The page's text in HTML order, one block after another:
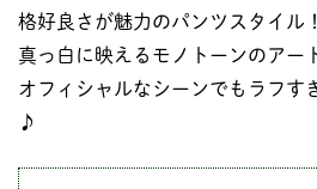
格好良さが魅力のパンツスタイル！
真っ白に映えるモノトーンのアー
オフィシャルなシーンでもラフす
♪